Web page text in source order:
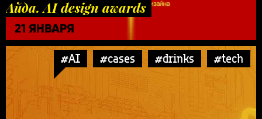
Айда. AI design awards
21 ЯНВАРЯ
#AI #cases #drinks #tech